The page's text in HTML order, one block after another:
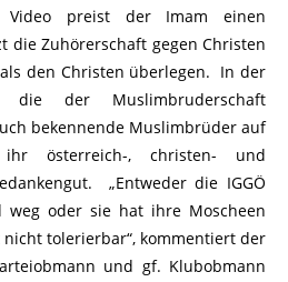
preist der Imam einen
die Zuhörerschaft gegen Christen
den Christen überlegen. In der
die der Muslimbruderschaft
bekennende Muslimbrüder auf
österreich-, christen- und
„Entweder die IGGÖ
weg oder sie hat ihre Moscheen
tolerierbar“, kommentiert der
und gf. Klubobmann